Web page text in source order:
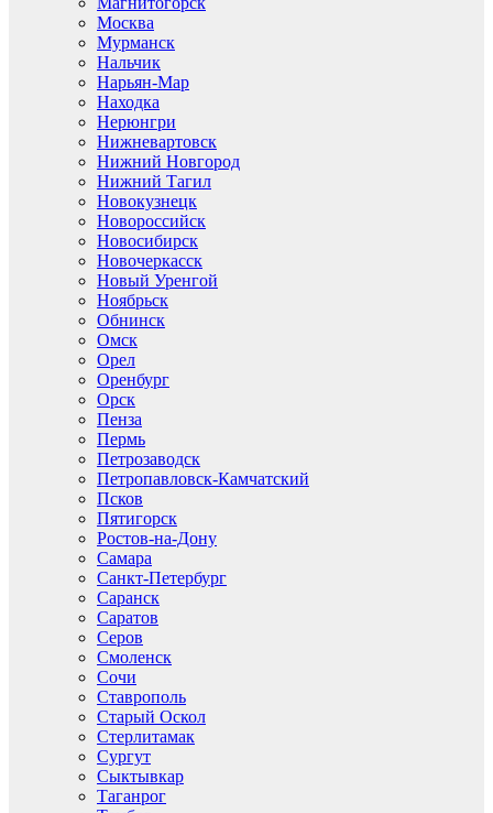
Москва
Мурманск
Нальчик
Нарьян-Мар
Находка
Нерюнгри
Нижневартовск
Нижний Новгород
Нижний Тагил
Новокузнецк
Новороссийск
Новосибирск
Новочеркасск
Новый Уренгой
Ноябрьск
Обнинск
Омск
Орел
Оренбург
Орск
Пенза
Пермь
Петрозаводск
Петропавловск-Камчатский
Псков
Пятигорск
Ростов-на-Дону
Самара
Санкт-Петербург
Саранск
Саратов
Серов
Смоленск
Сочи
Ставрополь
Старый Оскол
Стерлитамак
Сургут
Сыктывкар
Таганрог